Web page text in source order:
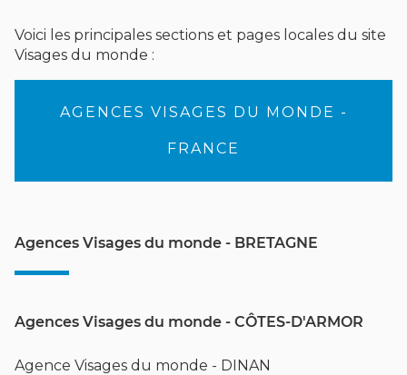
Voici les principales sections et pages locales du site
Visages du monde :
AGENCES VISAGES DU MONDE -
FRANCE
Agences Visages du monde - BRETAGNE
Agences Visages du monde - CÔTES-D'ARMOR
Agence Visages du monde - DINAN